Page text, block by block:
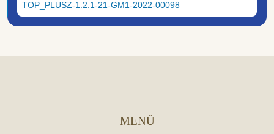
TOP_PLUSZ-1.2.1-21-GM1-2022-00098
MENÜ